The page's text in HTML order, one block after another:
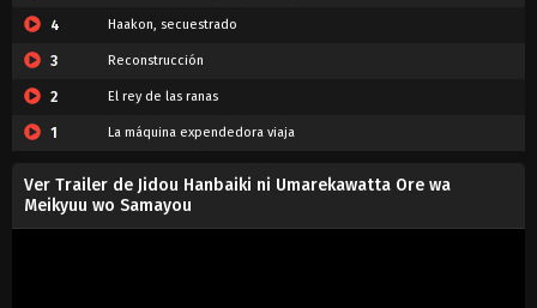
4 Haakon, secuestrado
3 Reconstrucción
2 El rey de las ranas
1 La máquina expendedora viaja
Ver Trailer de Jidou Hanbaiki ni Umarekawatta Ore wa
Meikyuu wo Samayou